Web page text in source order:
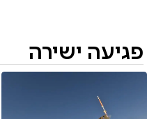
פגיעה ישירה